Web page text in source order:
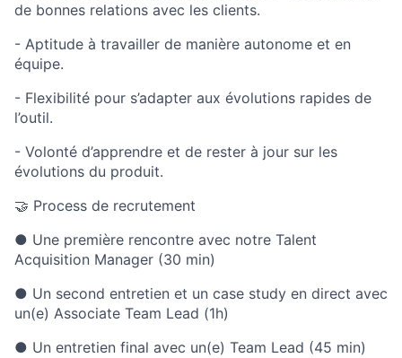
de bonnes relations avec les clients.
- Aptitude à travailler de manière autonome et en
équipe.
- Flexibilité pour s’adapter aux évolutions rapides de
l’outil.
- Volonté d’apprendre et de rester à jour sur les
évolutions du produit.
🤝 Process de recrutement
● Une première rencontre avec notre Talent
Acquisition Manager (30 min)
● Un second entretien et un case study en direct avec
un(e) Associate Team Lead (1h)
● Un entretien final avec un(e) Team Lead (45 min)